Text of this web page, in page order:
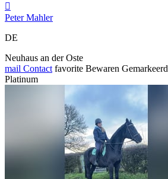

Peter Mahler
DE
Neuhaus an der Oste
mail Contact favorite Bewaren Gemarkeerd
Platinum